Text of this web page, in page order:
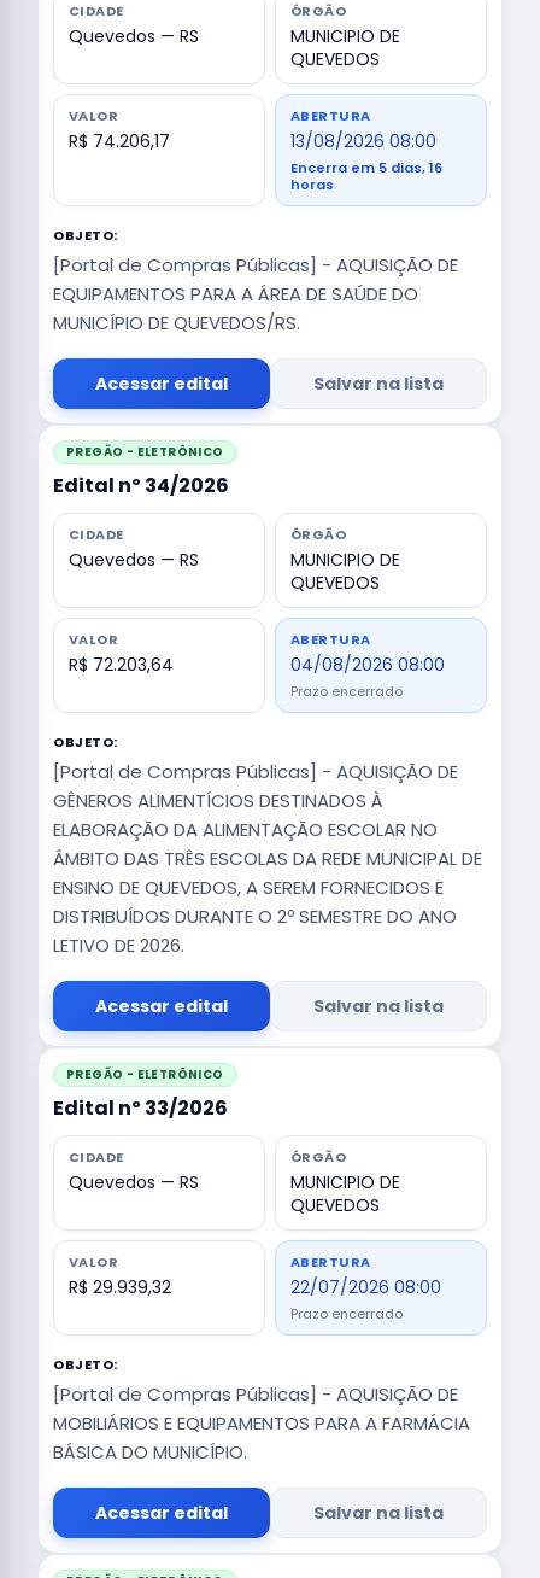
CIDADE
Quevedos — RS
ÓRGÃO
MUNICIPIO DE
QUEVEDOS
VALOR
R$ 74.206,17
ABERTURA
13/08/2026 08:00
Encerra em 5 dias, 16
horas
OBJETO:
[Portal de Compras Públicas] - AQUISIÇÃO DE
EQUIPAMENTOS PARA A ÁREA DE SAÚDE DO
MUNICÍPIO DE QUEVEDOS/RS.
Acessar edital Salvar na lista
PREGÃO - ELETRÔNICO
Edital nº 34/2026
CIDADE
Quevedos — RS
ÓRGÃO
MUNICIPIO DE
QUEVEDOS
VALOR
R$ 72.203,64
ABERTURA
04/08/2026 08:00
Prazo encerrado
OBJETO:
[Portal de Compras Públicas] - AQUISIÇÃO DE
GÊNEROS ALIMENTÍCIOS DESTINADOS À
ELABORAÇÃO DA ALIMENTAÇÃO ESCOLAR NO
ÂMBITO DAS TRÊS ESCOLAS DA REDE MUNICIPAL DE
ENSINO DE QUEVEDOS, A SEREM FORNECIDOS E
DISTRIBUÍDOS DURANTE O 2º SEMESTRE DO ANO
LETIVO DE 2026.
Acessar edital Salvar na lista
PREGÃO - ELETRÔNICO
Edital nº 33/2026
CIDADE
Quevedos — RS
ÓRGÃO
MUNICIPIO DE
QUEVEDOS
VALOR
R$ 29.939,32
ABERTURA
22/07/2026 08:00
Prazo encerrado
OBJETO:
[Portal de Compras Públicas] - AQUISIÇÃO DE
MOBILIÁRIOS E EQUIPAMENTOS PARA A FARMÁCIA
BÁSICA DO MUNICÍPIO.
Acessar edital Salvar na lista